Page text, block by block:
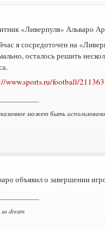
«Ливерпуля» Альваро
я сосредоточен на
осталось решить
www.sports.ru/football/
может быть
объявил о завершении
dream